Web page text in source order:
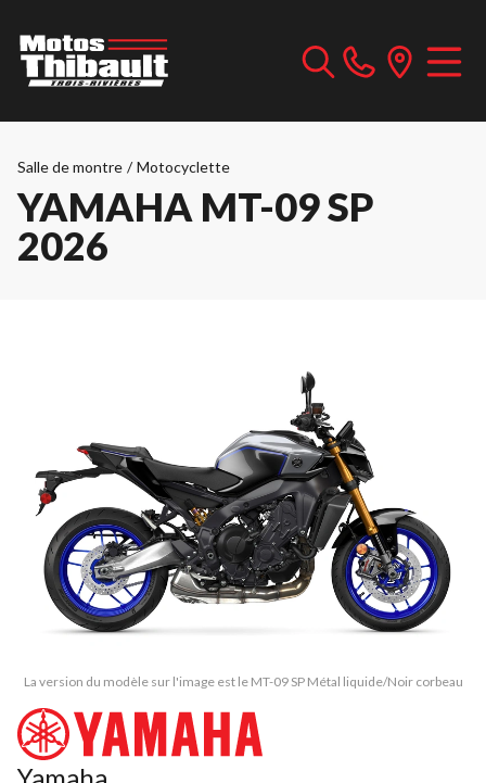
Salle de montre / Motocyclette
YAMAHA MT-09 SP
2026
La version du modèle sur l'image est le MT-09 SP Métal liquide/Noir corbeau